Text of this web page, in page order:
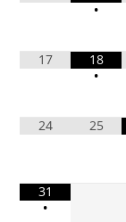
•
17
18
•
24 25
31
•